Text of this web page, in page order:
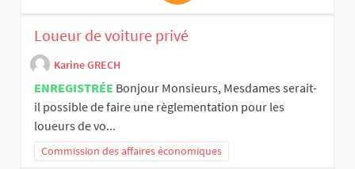
Loueur de voiture privé
Karine GRECH
ENREGISTRÉE Bonjour Monsieurs, Mesdames serait-
il possible de faire une règlementation pour les
loueurs de vo...
Commission des affaires économiques